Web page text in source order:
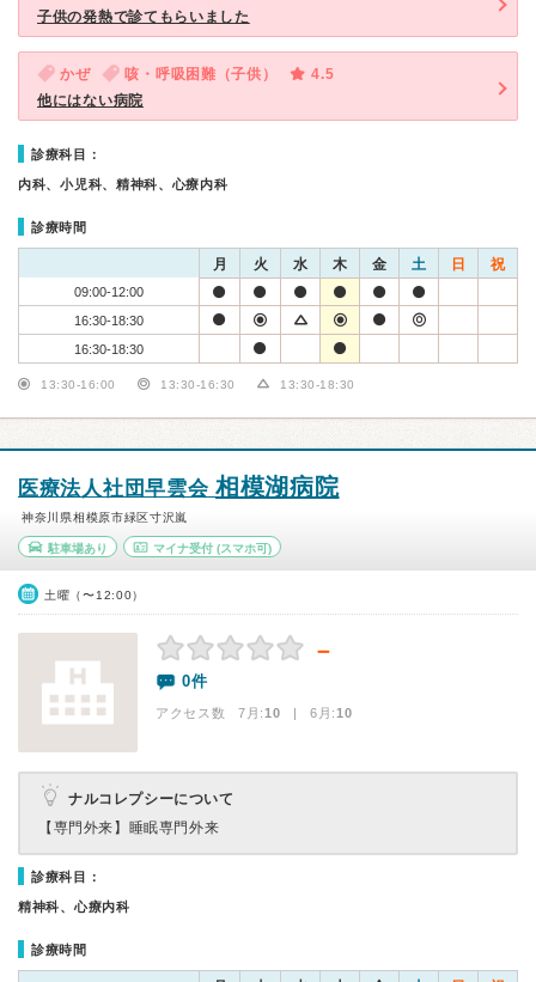
子供の発熱で診てもらいました
かぜ 咳・呼吸困難（子供）
4.5
他にはない病院
診療科目：
内科、小児科、精神科、心療内科
診療時間
月 火 水 木 金 土 日 祝
09:00-12:00
16:30-18:30
16:30-18:30
13:30-16:00 13:30-16:30 13:30-18:30
医療法人社団早雲会 相模湖病院
神奈川県相模原市緑区寸沢嵐
駐車場あり マイナ受付(スマホ可)
土曜（〜12:00）
－
0件
アクセス数 7月:10 | 6月:10
ナルコレプシーについて
【専門外来】 睡眠専門外来
診療科目：
精神科、心療内科
診療時間